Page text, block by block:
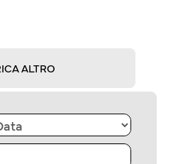
ALTRO